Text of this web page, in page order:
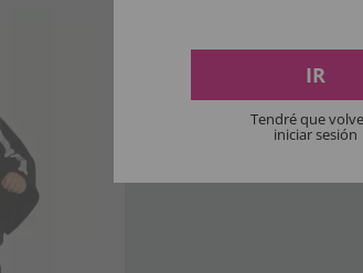
IR
Tendré que
iniciar sesión